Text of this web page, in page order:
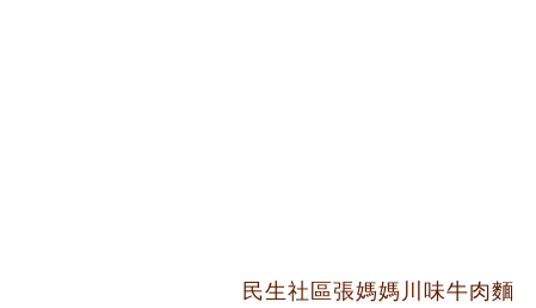
民生社區張媽媽川味牛肉麵